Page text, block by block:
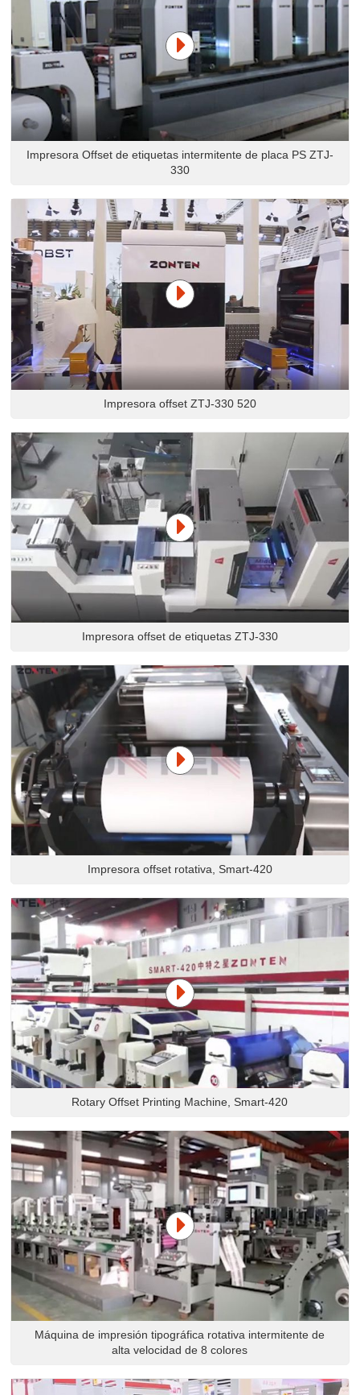
Impresora Offset de etiquetas intermitente de placa PS ZTJ-
330
Impresora offset ZTJ-330 520
Impresora offset de etiquetas ZTJ-330
Impresora offset rotativa, Smart-420
Rotary Offset Printing Machine, Smart-420
Máquina de impresión tipográfica rotativa intermitente de
alta velocidad de 8 colores